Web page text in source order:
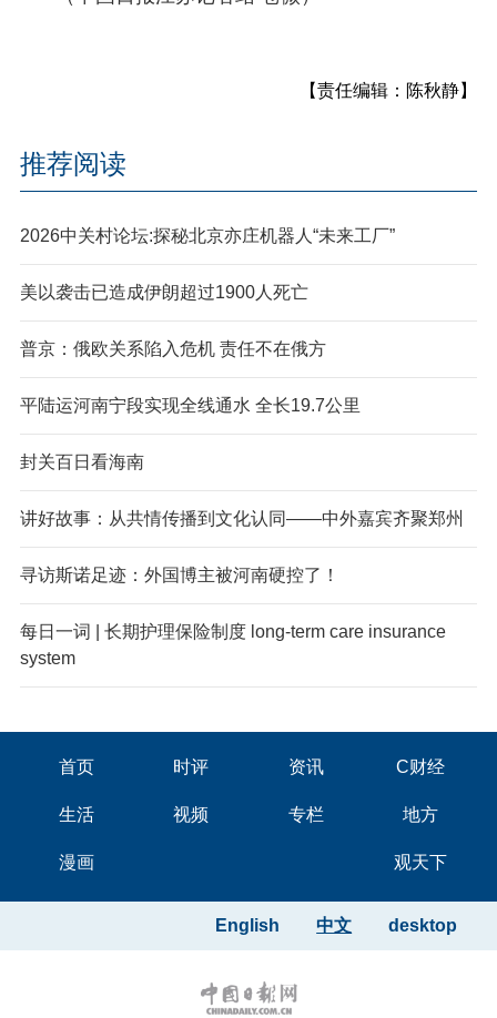
【责任编辑：陈秋静】
推荐阅读
2026中关村论坛:探秘北京亦庄机器人“未来工厂”
美以袭击已造成伊朗超过1900人死亡
普京：俄欧关系陷入危机 责任不在俄方
平陆运河南宁段实现全线通水 全长19.7公里
封关百日看海南
讲好故事：从共情传播到文化认同——中外嘉宾齐聚郑州
寻访斯诺足迹：外国博主被河南硬控了！
每日一词 | 长期护理保险制度 long-term care insurance
system
首页 时评 资讯 C财经
生活 视频 专栏 地方
漫画 观天下
desktop
中文
English